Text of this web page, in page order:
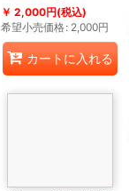
2,000円(税込)
希望小売価格: 2,000円
カートに入れる